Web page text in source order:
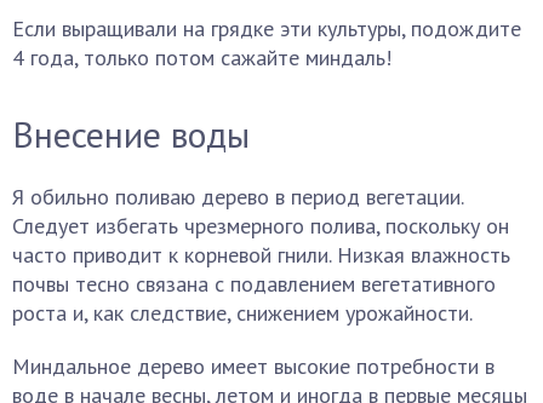
Если выращивали на грядке эти культуры, подождите
4 года, только потом сажайте миндаль!
Внесение воды
Я обильно поливаю дерево в период вегетации.
Следует избегать чрезмерного полива, поскольку он
часто приводит к корневой гнили. Низкая влажность
почвы тесно связана с подавлением вегетативного
роста и, как следствие, снижением урожайности.
Миндальное дерево имеет высокие потребности в
воде в начале весны, летом и иногда в первые месяцы